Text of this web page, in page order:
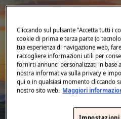
FAQ
ACQUA A
United States(English)
Cliccando sul pulsante "Accetta tutti i
cookie di prima e terza parte (o
tua esperienza di navigazione web,
raccogliere informazioni utili per
fornirti annunci personalizzati in base
nostra informativa sulla privacy e
qui o in qualsiasi momento cliccando
nostro sito web. Maggiori
Impostazioni